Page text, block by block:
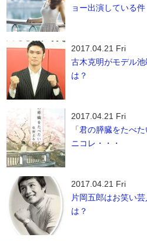
ョー出演している件
2017.04.21 Fri
古木克明がモデル
は？
2017.04.21 Fri
「君の膵臓をたべ
ニコレ・・・
2017.04.21 Fri
片岡五郎はお笑い
は？